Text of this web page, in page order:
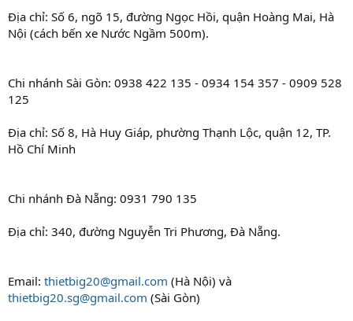
Địa chỉ: Số 6, ngõ 15, đường Ngọc Hồi, quận Hoàng Mai, Hà
Nội (cách bến xe Nước Ngầm 500m).
Chi nhánh Sài Gòn: 0938 422 135 - 0934 154 357 - 0909 528
125
Địa chỉ: Số 8, Hà Huy Giáp, phường Thạnh Lộc, quận 12, TP.
Hồ Chí Minh
Chi nhánh Đà Nẵng: 0931 790 135
Địa chỉ: 340, đường Nguyễn Tri Phương, Đà Nẵng.
Email: thietbig20@gmail.com (Hà Nội) và
thietbig20.sg@gmail.com (Sài Gòn)